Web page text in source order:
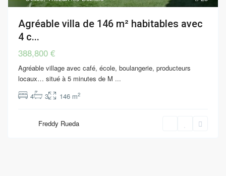
Agréable villa de 146 m² habitables avec
4 c...
388,800 €
Agréable village avec café, école, boulangerie, producteurs
locaux… situé à 5 minutes de M ...
4
3 146 m2
Freddy Rueda